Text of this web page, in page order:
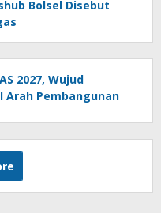
Bolsel Disebut
2027, Wujud
Arah Pembangunan